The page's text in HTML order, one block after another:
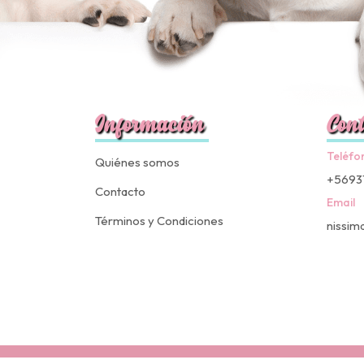
Información
Quiénes somos
Contacto
Términos y Condiciones
Email